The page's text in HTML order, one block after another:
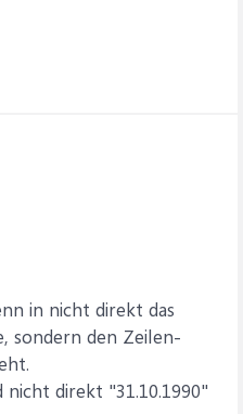
in nicht direkt das
sondern den Zeilen-
nicht direkt "31.10.1990"